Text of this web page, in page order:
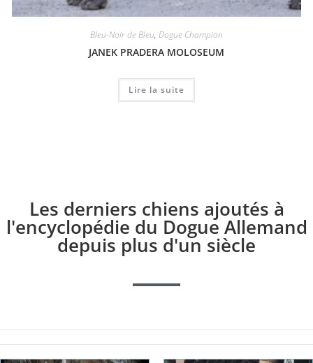
Bleu-Noir de Bleu, Dogue Champion
JANEK PRADERA MOLOSEUM
Lire la suite
Les derniers chiens ajoutés à
l'encyclopédie du Dogue Allemand
depuis plus d'un siècle